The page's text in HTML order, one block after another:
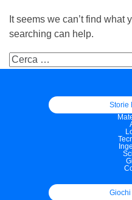
It seems we can’t find what
searching can help.
Storie